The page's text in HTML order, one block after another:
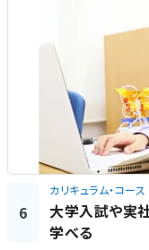
6
カリキュラム・コース
大学入試や実
学べる